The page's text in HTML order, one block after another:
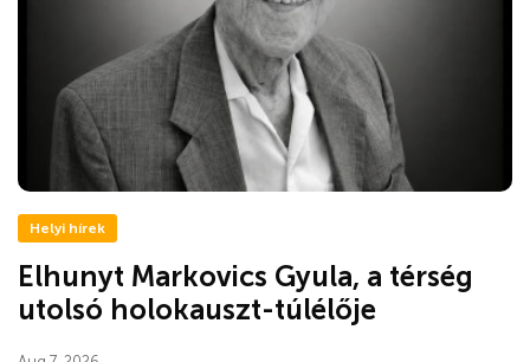
Helyi hírek
Elhunyt Markovics Gyula, a térség
utolsó holokauszt-túlélője